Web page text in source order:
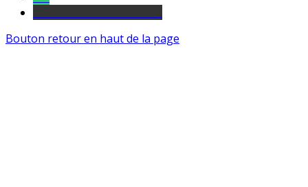
Bouton retour en haut de la page